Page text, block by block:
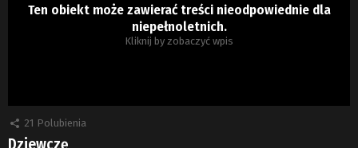
Ten obiekt może zawierać treści nieodpowiednie dla
niepełnoletnich.
Kliknij by zobaczyć wpis
21 Polubienia